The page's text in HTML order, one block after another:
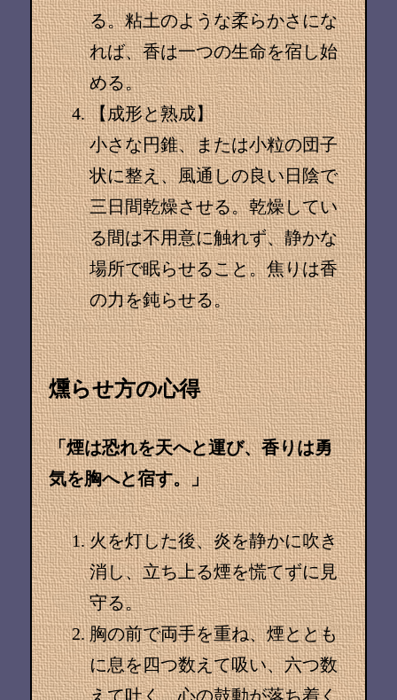
る。粘土のような柔らかさにな
れば、香は一つの生命を宿し始
める。
【成形と熟成】
小さな円錐、または小粒の団子
状に整え、風通しの良い日陰で
三日間乾燥させる。乾燥してい
る間は不用意に触れず、静かな
場所で眠らせること。焦りは香
の力を鈍らせる。
燻らせ方の心得
「煙は恐れを天へと運び、香りは勇
気を胸へと宿す。」
火を灯した後、炎を静かに吹き
消し、立ち上る煙を慌てずに見
守る。
胸の前で両手を重ね、煙ととも
に息を四つ数えて吸い、六つ数
えて吐く。心の鼓動が落ち着く